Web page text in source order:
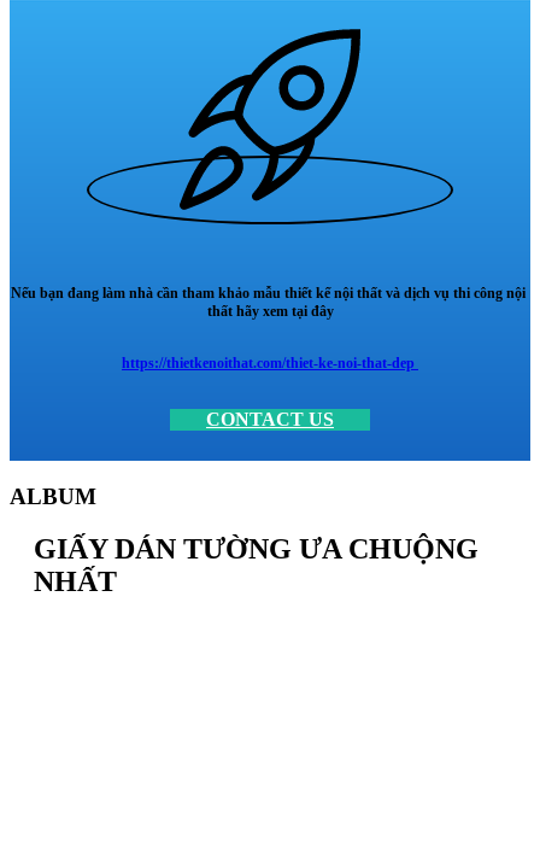
Nếu bạn đang làm nhà cần tham khảo mẫu thiết kế nội thất và dịch vụ thi công nội
thất hãy xem tại đây
https://thietkenoithat.com/thiet-ke-noi-that-dep
CONTACT US
ALBUM
GIẤY DÁN TƯỜNG ƯA CHUỘNG
NHẤT